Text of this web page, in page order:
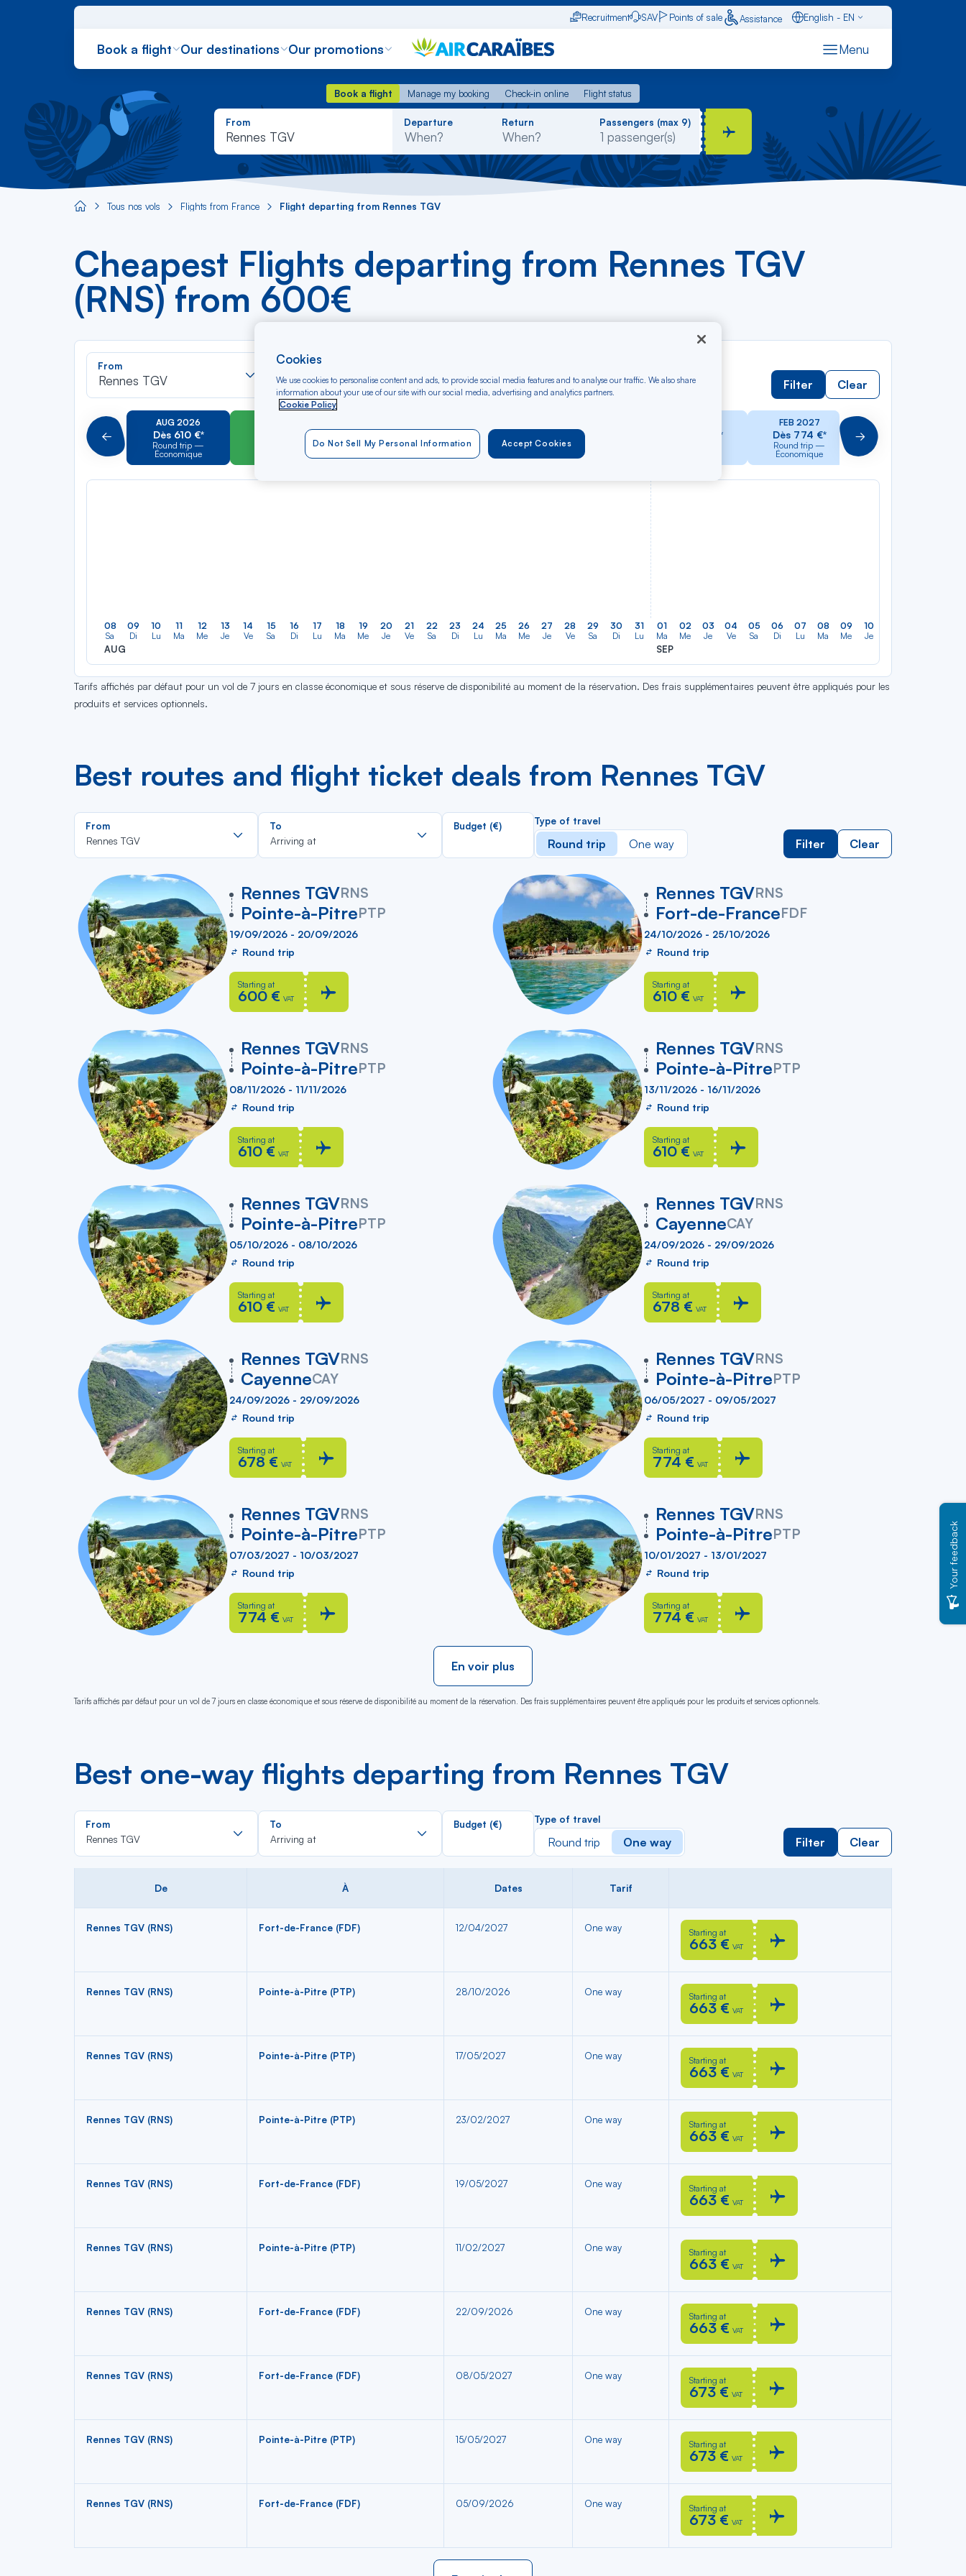
Recruitment SAV Points of sale Assistance
English - EN
Book a flight Our destinations Our promotions Menu
Book a flight Manage my booking Check-in online
Flight status
Book a flight
Manage my booking Check-in online Flight status
From
Rennes TGV
Rechercher
dans
liste
Departure Return Passengers (max 9)
Aircaraibes.com
Tous nos vols Flights from France Flight departing from Rennes TGV
Cheapest Flights departing from Rennes TGV
(RNS) from 600€
From
Rennes TGV
Rechercher
dans
la
liste
To
Arriving at
dans
la
Round trip One way Filter Clear
Précédent
AUG 2026
Dès 610 €*
Round trip —
Économique
Dès 600 €*
Économique
Round trip —
Dès 600 €*
Round trip —
Économique
Dès 600 €*
Round trip —
Économique
Dès 764 €*
FEB 2027
Dès 774 €*
Round trip —
Économique
Dès 764 €*
Round trip —
Suivant
08
Sa
AUG
09
Di
10
Lu
11
Ma
12
Me
13
Je
14
Ve
15
Sa
16
Di
17
Lu
18
Ma
19
Me
20
Je
21
Ve
22
Sa
23
Di
24
Lu
25
Ma
26
Me
27
Je
28
Ve
29
Sa
30
Di
31
Lu
01
Ma
SEP
02
Me
03
Je
04
Ve
05
Sa
06
Di
07
Lu
08
Ma
09
Me
10
Je
Tarifs affichés par défaut pour un vol de 7 jours en classe économique et sous réserve de disponibilité au moment de la réservation. Des frais supplémentaires peuvent être appliqués pour les
produits et services optionnels.
Best routes and flight ticket deals from Rennes TGV
From
Rennes TGV
Rechercher
dans
la
To
Arriving at
Rechercher
la
Budget (€) Type of travel
Round trip One way Filter Clear
Rennes TGVRNS
vers
Pointe-à-PitrePTP
19/09/2026 - 20/09/2026
Round trip
Starting at
600 € VAT
Rennes TGVRNS
vers
Fort-de-FranceFDF
24/10/2026 - 25/10/2026
Round trip
Starting at
610 € VAT
Rennes TGVRNS
vers
Pointe-à-PitrePTP
08/11/2026 - 11/11/2026
Round trip
Starting at
610 € VAT
Rennes TGVRNS
vers
Pointe-à-PitrePTP
13/11/2026 - 16/11/2026
Round trip
Starting at
610 € VAT
Rennes TGVRNS
vers
Pointe-à-PitrePTP
05/10/2026 - 08/10/2026
Round trip
Starting at
610 € VAT
Rennes TGVRNS
vers
CayenneCAY
24/09/2026 - 29/09/2026
Round trip
Starting at
678 € VAT
Rennes TGVRNS
vers
CayenneCAY
24/09/2026 - 29/09/2026
Round trip
Starting at
678 € VAT
Rennes TGVRNS
vers
Pointe-à-PitrePTP
06/05/2027 - 09/05/2027
Round trip
Starting at
774 € VAT
Rennes TGVRNS
vers
Pointe-à-PitrePTP
07/03/2027 - 10/03/2027
Round trip
Starting at
774 € VAT
Rennes TGVRNS
vers
Pointe-à-PitrePTP
10/01/2027 - 13/01/2027
Round trip
Starting at
774 € VAT
En voir plus
Tarifs affichés par défaut pour un vol de 7 jours en classe économique et sous réserve de disponibilité au moment de la réservation. Des frais supplémentaires peuvent être appliqués pour les produits et services optionnels.
Best one-way flights departing from Rennes TGV
From
Rennes TGV
Rechercher
dans
la
To
Arriving at
Rechercher
la
liste
Budget (€) Type of travel
Round trip One way Filter Clear
De À Dates Tarif
Rennes TGV (RNS) Fort-de-France (FDF) 12/04/2027 One way Starting at
663 € VAT
Rennes TGV (RNS) Pointe-à-Pitre (PTP) 28/10/2026 One way Starting at
663 € VAT
Rennes TGV (RNS) Pointe-à-Pitre (PTP) 17/05/2027 One way Starting at
663 € VAT
Rennes TGV (RNS) Pointe-à-Pitre (PTP) 23/02/2027 One way Starting at
663 € VAT
Rennes TGV (RNS) Fort-de-France (FDF) 19/05/2027 One way Starting at
663 € VAT
Rennes TGV (RNS) Pointe-à-Pitre (PTP) 11/02/2027 One way Starting at
663 € VAT
Rennes TGV (RNS) Fort-de-France (FDF) 22/09/2026 One way Starting at
663 € VAT
Rennes TGV (RNS) Fort-de-France (FDF) 08/05/2027 One way Starting at
673 € VAT
Rennes TGV (RNS) Pointe-à-Pitre (PTP) 15/05/2027 One way Starting at
673 € VAT
Rennes TGV (RNS) Fort-de-France (FDF) 05/09/2026 One way Starting at
673 € VAT
Cookies
We use cookies to personalise content and ads, to provide social media features and to analyse our traffic. We also share
information about your use of our site with our social media, advertising and analytics partners.
Cookie Policy
Accept Cookies
Do Not Sell My Personal Information
Your feedback